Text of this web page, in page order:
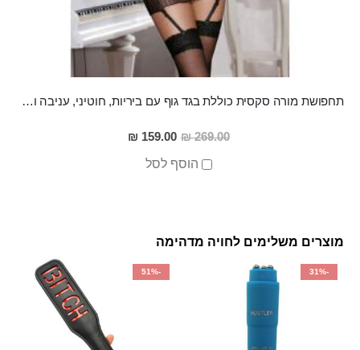
תחפושת מורה סקסית כוללת בגד גוף עם ביריות, חוטיני, עניבה ומשקפיים "Malory"
269.00 ₪
מחיר
מבצע
159.00 ₪
הוסף לסל
מוצרים משלימים לחויה מדהימה
-31%
-51%